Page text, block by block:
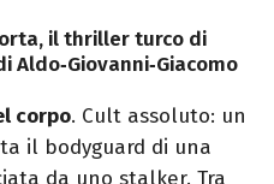
il thriller turco di
Aldo‑Giovanni‑Giacomo
corpo. Cult assoluto: un
il bodyguard di una
da uno stalker. Tra